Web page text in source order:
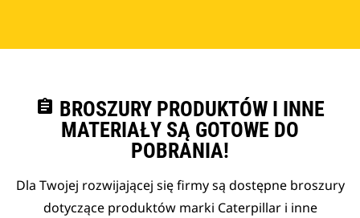
assignment BROSZURY PRODUKTÓW I INNE
MATERIAŁY SĄ GOTOWE DO
POBRANIA!
Dla Twojej rozwijającej się firmy są dostępne broszury
dotyczące produktów marki Caterpillar i inne